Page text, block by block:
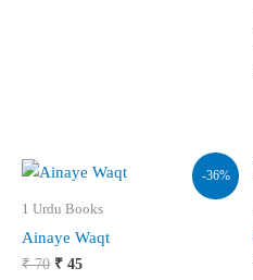
-36%
1 Urdu Books
Ainaye Waqt
₹70 Original
₹ 45Current